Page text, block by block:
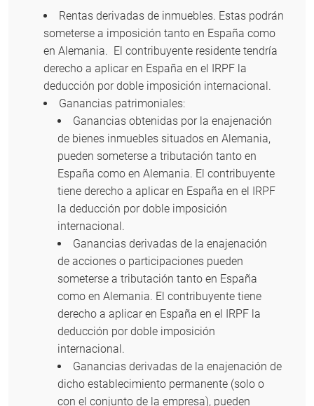
Rentas derivadas de inmuebles. Estas podrán
someterse a imposición tanto en España como
en Alemania. El contribuyente residente tendría
derecho a aplicar en España en el IRPF la
deducción por doble imposición internacional.
Ganancias patrimoniales:
Ganancias obtenidas por la enajenación
de bienes inmuebles situados en Alemania,
pueden someterse a tributación tanto en
España como en Alemania. El contribuyente
tiene derecho a aplicar en España en el IRPF
la deducción por doble imposición
internacional.
Ganancias derivadas de la enajenación
de acciones o participaciones pueden
someterse a tributación tanto en España
como en Alemania. El contribuyente tiene
derecho a aplicar en España en el IRPF la
deducción por doble imposición
internacional.
Ganancias derivadas de la enajenación de
dicho establecimiento permanente (solo o
con el conjunto de la empresa), pueden